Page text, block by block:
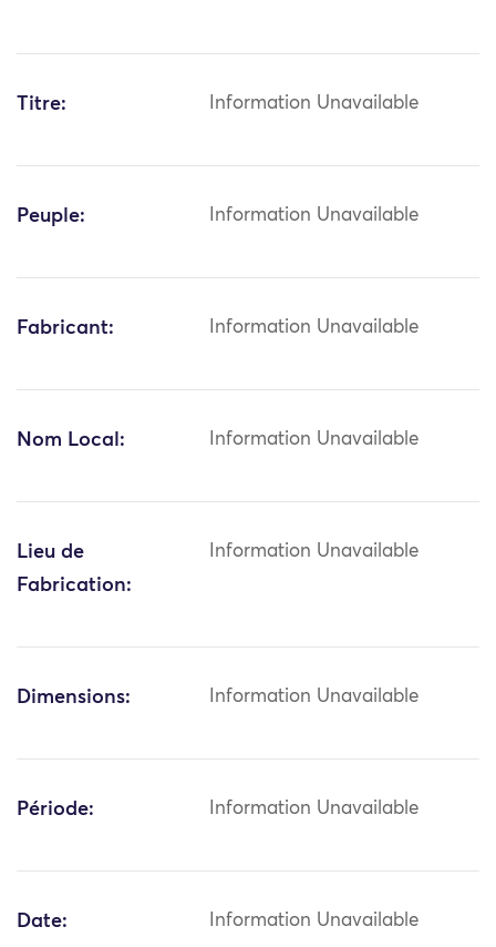
Titre: Information Unavailable
Peuple: Information Unavailable
Fabricant: Information Unavailable
Nom Local: Information Unavailable
Lieu de
Fabrication:
Information Unavailable
Dimensions: Information Unavailable
Période: Information Unavailable
Date: Information Unavailable